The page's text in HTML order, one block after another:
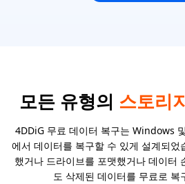
모든 유형의 스토리
4DDiG 무료 데이터 복구는 Windows
에서 데이터를 복구할 수 있게 설계되었
했거나 드라이브를 포맷했거나 데이터
도 삭제된 데이터를 무료로 복